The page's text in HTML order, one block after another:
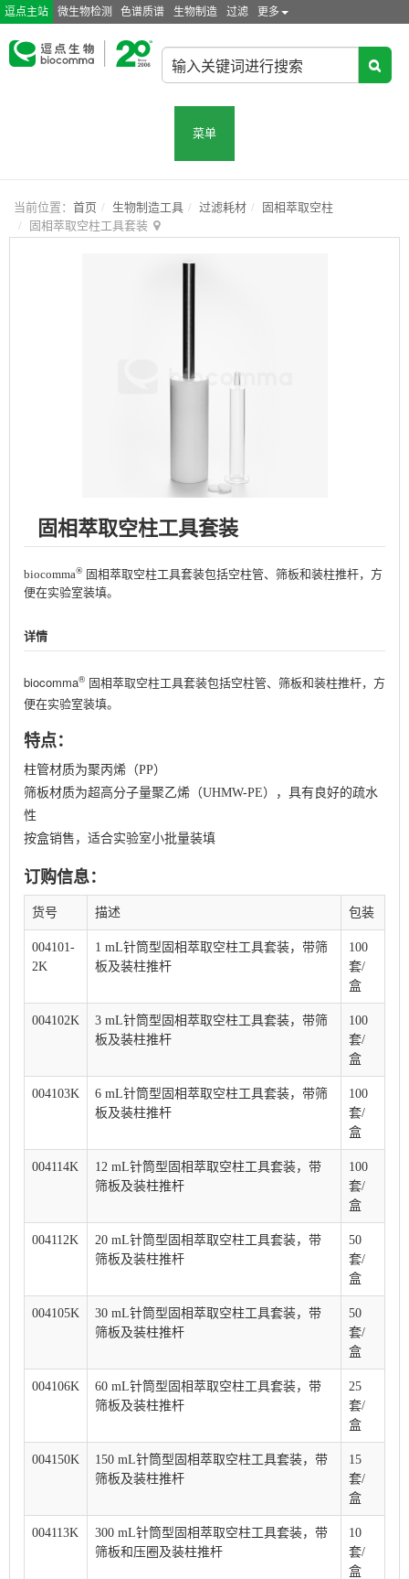
逗点主站 微生物检测 色谱质谱 生物制造 过滤 更多
菜单
当前位置： 首页 生物制造工具 过滤耗材
固相萃取空柱
固相萃取空柱工具套装
固相萃取空柱工具套装
biocomma® 固相萃取空柱工具套装包括空柱管、筛板和装柱推杆，方
便在实验室装填。
详情
biocomma® 固相萃取空柱工具套装包括空柱管、筛板和装柱推杆，方
便在实验室装填。
特点：
柱管材质为聚丙烯（PP）
筛板材质为超高分子量聚乙烯（UHMW-PE），具有良好的疏水
性
按盒销售，适合实验室小批量装填
订购信息：
货号 描述 包装
004101-
2K
1 mL针筒型固相萃取空柱工具套装，带筛
板及装柱推杆
100
套/
盒
004102K
3 mL针筒型固相萃取空柱工具套装，带筛
板及装柱推杆
100
套/
盒
004103K
6 mL针筒型固相萃取空柱工具套装，带筛
板及装柱推杆
100
套/
盒
004114K
12 mL针筒型固相萃取空柱工具套装，带
筛板及装柱推杆
100
套/
盒
004112K
20 mL针筒型固相萃取空柱工具套装，带
筛板及装柱推杆
50
套/
盒
004105K
30 mL针筒型固相萃取空柱工具套装，带
筛板及装柱推杆
50
套/
盒
004106K
60 mL针筒型固相萃取空柱工具套装，带
筛板及装柱推杆
25
套/
盒
004150K
150 mL针筒型固相萃取空柱工具套装，带
筛板及装柱推杆
15
套/
盒
004113K
300 mL针筒型固相萃取空柱工具套装，带
筛板和压圈及装柱推杆
10
套/
盒